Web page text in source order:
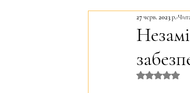
Щоденник бійця
Братство Богуна
27 черв. 2023 р.
Оцінка: